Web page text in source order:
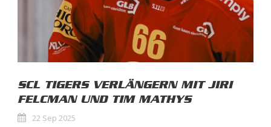
SCL TIGERS VERLÄNGERN MIT JIRI
FELCMAN UND TIM MATHYS
22 Sep 2025